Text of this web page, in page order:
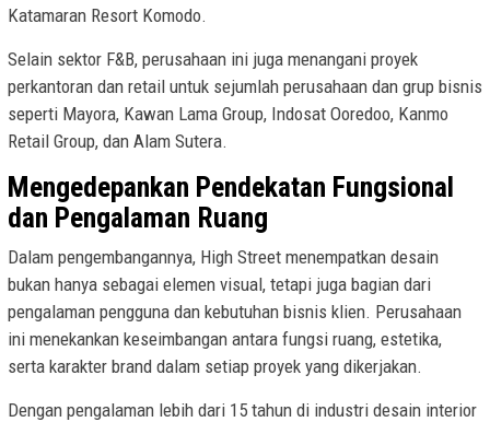
Katamaran Resort Komodo.
Selain sektor F&B, perusahaan ini juga menangani proyek
perkantoran dan retail untuk sejumlah perusahaan dan grup bisnis
seperti Mayora, Kawan Lama Group, Indosat Ooredoo, Kanmo
Retail Group, dan Alam Sutera.
Mengedepankan Pendekatan Fungsional
dan Pengalaman Ruang
Dalam pengembangannya, High Street menempatkan desain
bukan hanya sebagai elemen visual, tetapi juga bagian dari
pengalaman pengguna dan kebutuhan bisnis klien. Perusahaan
ini menekankan keseimbangan antara fungsi ruang, estetika,
serta karakter brand dalam setiap proyek yang dikerjakan.
Dengan pengalaman lebih dari 15 tahun di industri desain interior